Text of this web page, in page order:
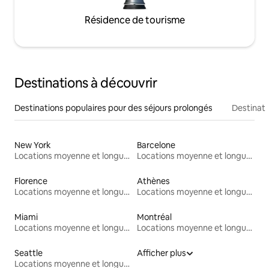
Résidence de tourisme
Destinations à découvrir
Destinations populaires pour des séjours prolongés
New York
Locations moyenne et longue durée
Barcelone
Locations moyenne et longue durée
Florence
Locations moyenne et longue durée
Athènes
Locations moyenne et longue durée
Miami
Locations moyenne et longue durée
Montréal
Locations moyenne et longue durée
Seattle
Locations moyenne et longue durée
Afficher plus